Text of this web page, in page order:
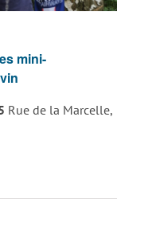
vues
mini-
Rue de la Marcelle,